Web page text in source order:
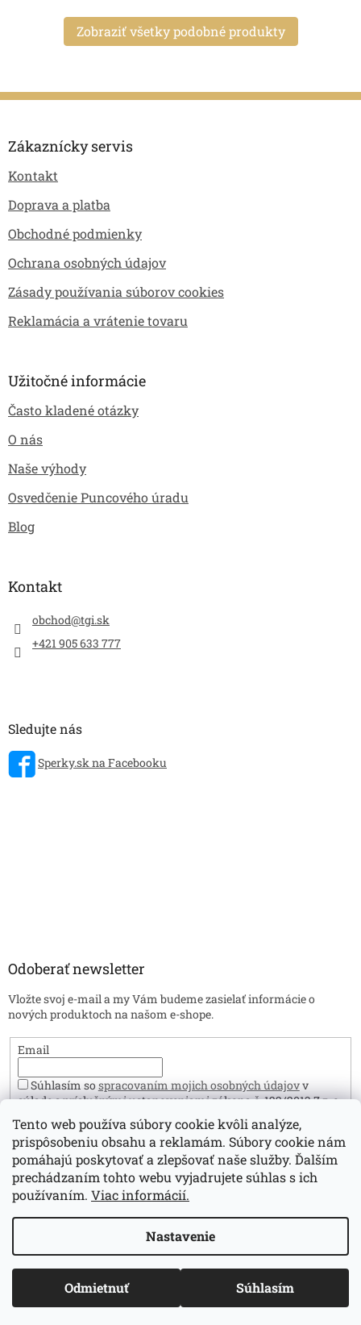
Tento web používa súbory cookie kvôli analýze,
prispôsobeniu obsahu a reklamám. Súbory cookie nám
pomáhajú poskytovať a zlepšovať naše služby. Ďalším
prechádzaním tohto webu vyjadrujete súhlas s ich
používaním. Viac informácií.
Nastavenie
Odmietnuť Súhlasím
Zobraziť všetky podobné produkty
Zákaznícky servis
Kontakt
Doprava a platba
Obchodné podmienky
Ochrana osobných údajov
Zásady používania súborov cookies
Reklamácia a vrátenie tovaru
Užitočné informácie
Často kladené otázky
O nás
Naše výhody
Osvedčenie Puncového úradu
Blog
Kontakt
obchod@tgi.sk
+421 905 633 777
Sledujte nás
Sperky.sk na Facebooku
Odoberať newsletter
Vložte svoj e-mail a my Vám budeme zasielať informácie o
nových produktoch na našom e-shope.
Email
Súhlasím sospracovaním mojich osobných údajovv
súlade s príslušnými ustanoveniami zákona č. 122/2013 Z.z. o
ochrane osobných údajov. Zároveň prehlasujem, že mám viac
ako 16 rokov.
Prihlásiť sa
Copyright 2026Sperky.sk. Všetky práva vyhradené.Upraviť